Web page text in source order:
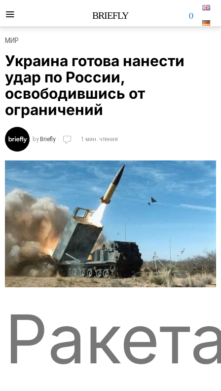
BRIEFLY 0
МИР
Украина готова нанести
удар по России,
освободившись от
ограничений
byBriefly 1 мин. чтения